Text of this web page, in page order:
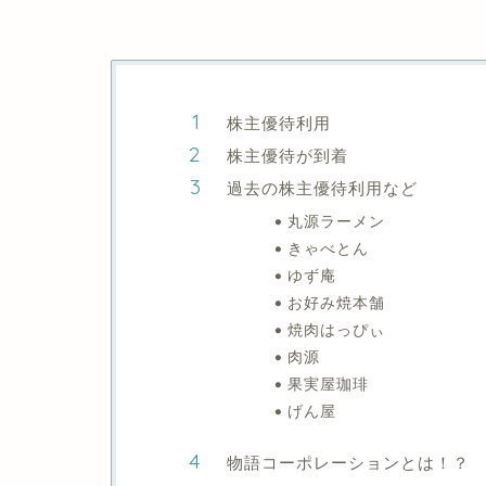
株主優待利用
株主優待が到着
過去の株主優待利用など
丸源ラーメン
きゃべとん
ゆず庵
お好み焼本舗
焼肉はっぴぃ
肉源
果実屋珈琲
げん屋
物語コーポレーションとは！？